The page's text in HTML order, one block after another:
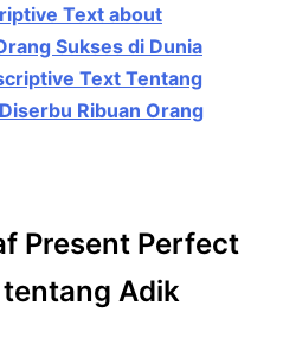
Text about
Sukses di Dunia
Text Tentang
Ribuan Orang
Present Perfect
Adik